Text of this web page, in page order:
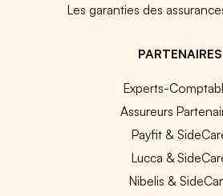
Les garanties des
PARTENAIRES
Experts-
Assureurs
Payfit &
Lucca &
Nibelis &